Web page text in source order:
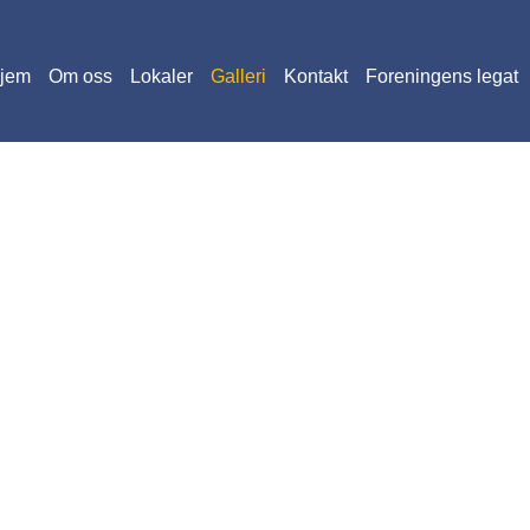
Om oss Lokaler Galleri Kontakt Foreningens legat